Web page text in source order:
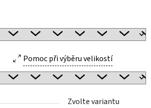
Pomoc při výběru velikostí
Zvolte variantu